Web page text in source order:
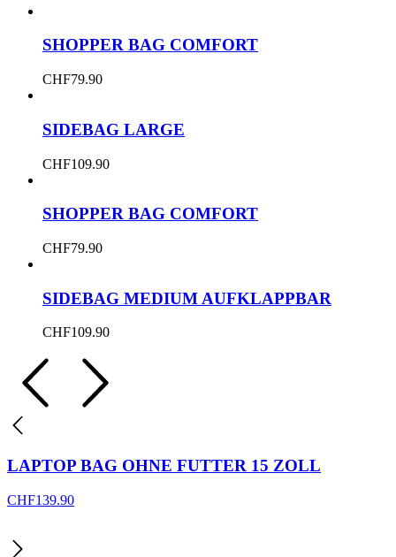
SHOPPER BAG COMFORT
CHF79.90
SIDEBAG LARGE
CHF109.90
SHOPPER BAG COMFORT
CHF79.90
SIDEBAG MEDIUM AUFKLAPPBAR
CHF109.90
LAPTOP BAG OHNE FUTTER 15 ZOLL
CHF139.90